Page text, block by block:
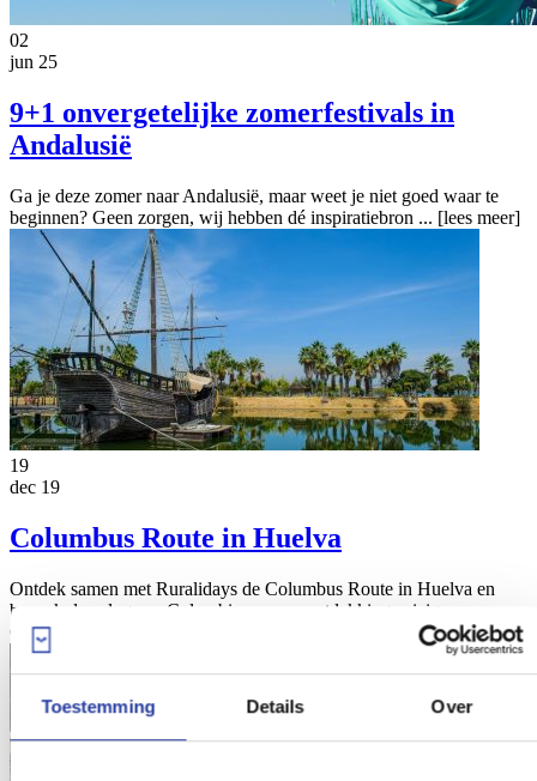
Toestemming Details Over
02
jun 25
9+1 onvergetelijke zomerfestivals in
Andalusië
Ga je deze zomer naar Andalusië, maar weet je niet goed waar te
beginnen? Geen zorgen, wij hebben dé inspiratiebron ... [lees meer]
19
dec 19
Columbus Route in Huelva
Ontdek samen met Ruralidays de Columbus Route in Huelva en
bezoek deze lugares Colombinos waar ontdekkingsreiziger
Christopher Columbus zijn expedities ...